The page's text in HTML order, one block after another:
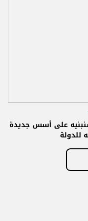
على أسس جديدة
للدولة